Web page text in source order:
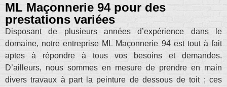
ML Maçonnerie 94 pour des
prestations variées
Disposant de plusieurs années d’expérience dans le
domaine, notre entreprise ML Maçonnerie 94 est tout à fait
aptes à répondre à tous vos besoins et demandes.
D’ailleurs, nous sommes en mesure de prendre en main
divers travaux à part la peinture de dessous de toit ; ces